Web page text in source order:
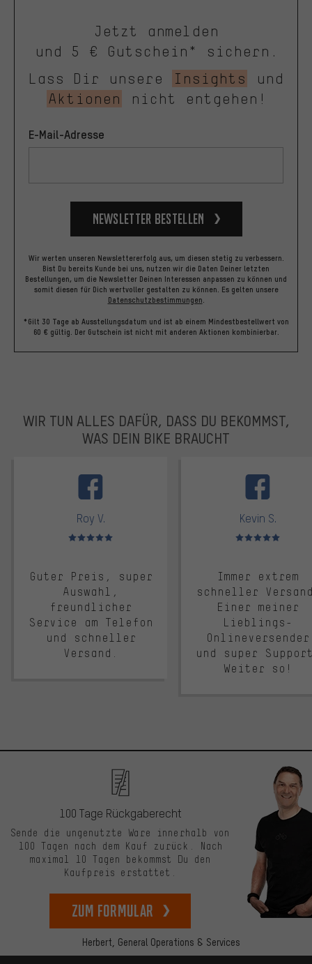
Jetzt anmelden
und 5 € Gutschein* sichern.
Lass Dir unsere
Insights
und
Aktionen
nicht entgehen!
E-Mail-Adresse
Newsletter bestellen
Wir werten unseren Newslettererfolg aus, um diesen stetig zu verbessern.
Bist Du bereits Kunde bei uns, nutzen wir die Daten Deiner letzten
Bestellungen, um die Newsletter Deinen Interessen anpassen zu können und
somit diesen für Dich wertvoller gestalten zu können. Es gelten unsere
Datenschutzbestimmungen.
*Gilt 30 Tage ab Ausstellungsdatum und ist ab einem Mindestbestellwert von
60 € gültig. Der Gutschein ist nicht mit anderen Aktionen kombinierbar.
WIR TUN ALLES DAFÜR, DASS DU BEKOMMST,
WAS DEIN BIKE BRAUCHT
Roy V.
Bewertungen: 5 von 5
Guter Preis, super
Auswahl,
freundlicher
Service am Telefon
und schneller
Versand.
Kevin S.
Bewertungen: 5 von 5
Immer extrem
schneller
Einer meiner
Lieblings-
Onlineversender
und super
Weiter so!
Herbert, General Operations & Services
100 Tage Rückgaberecht
Sende die ungenutzte Ware innerhalb von
100 Tagen nach dem Kauf zurück. Nach
maximal 10 Tagen bekommst Du den
Kaufpreis erstattet.
zum Formular